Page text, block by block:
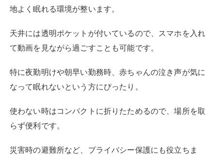
地よく眠れる環境が整います。
天井には透明ポケットが付いているので、スマホを入れ
て動画を見ながら過ごすことも可能です。
特に夜勤明けや朝早い勤務時、赤ちゃんの泣き声が気に
なって眠れないという方にぴったり。
使わない時はコンパクトに折りたためるので、場所を取
らず便利です。
災害時の避難所など、プライバシー保護にも役立ちま